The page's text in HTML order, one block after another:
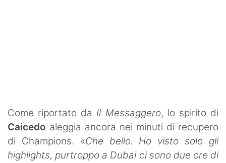
SHOP LAZIO
Contatti
Come riportato da Il Messaggero, lo spirito di
Caicedo aleggia ancora nei minuti di recupero
di Champions. «Che bello. Ho visto solo gli
highlights, purtroppo a Dubai ci sono due ore di